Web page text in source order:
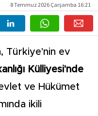
8 Temmuz 2026 Çarşamba 16:21
Türkiye'nin ev
Külliyesi'nde
ve Hükümet
ikili